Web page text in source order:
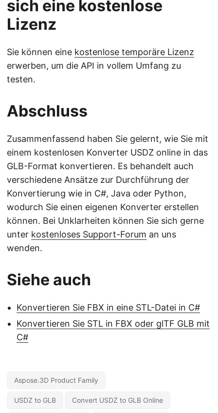
sich eine kostenlose
Lizenz
Sie können eine kostenlose temporäre Lizenz
erwerben, um die API in vollem Umfang zu
testen.
Abschluss
Zusammenfassend haben Sie gelernt, wie Sie mit
einem kostenlosen Konverter USDZ online in das
GLB-Format konvertieren. Es behandelt auch
verschiedene Ansätze zur Durchführung der
Konvertierung wie in C#, Java oder Python,
wodurch Sie einen eigenen Konverter erstellen
können. Bei Unklarheiten können Sie sich gerne
unter kostenloses Support-Forum an uns
wenden.
Siehe auch
Konvertieren Sie FBX in eine STL-Datei in C#
Konvertieren Sie STL in FBX oder glTF GLB mit
C#
Aspose.3D Product Family
USDZ to GLB Convert USDZ to GLB Online